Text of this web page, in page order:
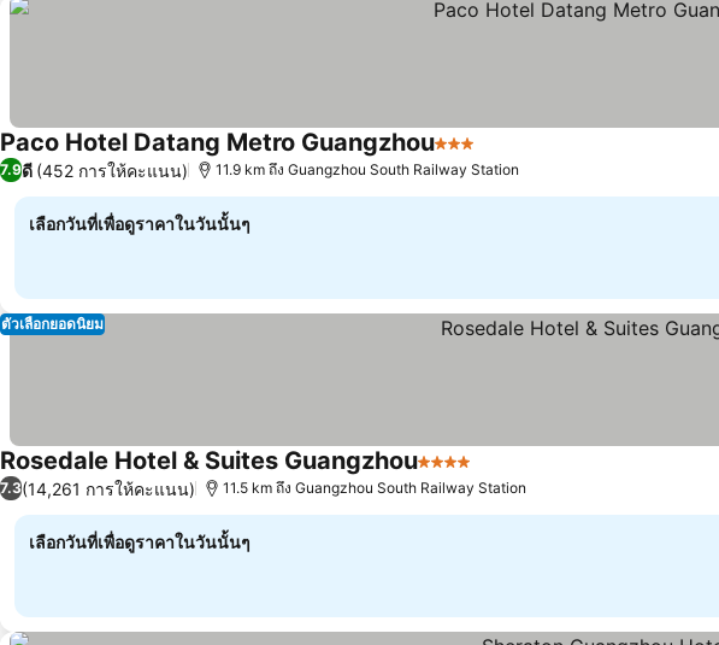
Paco Hotel Datang Metro Guangzhou3 ดาว
7.9ดี (452 การให้คะแนน) 11.9 km ถึง Guangzhou South Railway Station
เลือกวันที่เพื่อดูราคาในวันนั้นๆ
ตัวเลือกยอดนิยม
Rosedale Hotel & Suites Guangzhou4 ดาว
7.3(14,261 การให้คะแนน) 11.5 km ถึง Guangzhou South Railway Station
เลือกวันที่เพื่อดูราคาในวันนั้นๆ